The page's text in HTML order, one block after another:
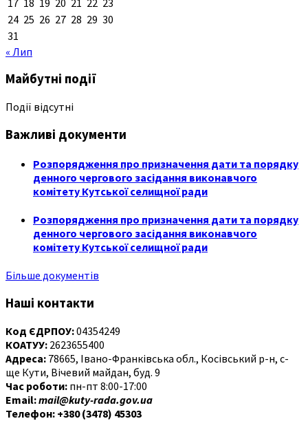
24 25 26 27 28 29 30
31
« Лип
Майбутні події
Події відсутні
Важливі документи
Розпорядження про призначення дати та порядку
денного чергового засідання виконавчого
комітету Кутської селищної ради
Розпорядження про призначення дати та порядку
денного чергового засідання виконавчого
комітету Кутської селищної ради
Більше документів
Наші контакти
Код ЄДРПОУ:04354249
КОАТУУ: 2623655400
Адреса: 78665, Івано-Франківська обл., Косівський р-н, с-
ще Кути, Вічевий майдан, буд. 9
Час роботи: пн-пт 8:00-17:00
Email:mail@kuty-rada.gov.ua
Телефон: +380 (3478) 45303